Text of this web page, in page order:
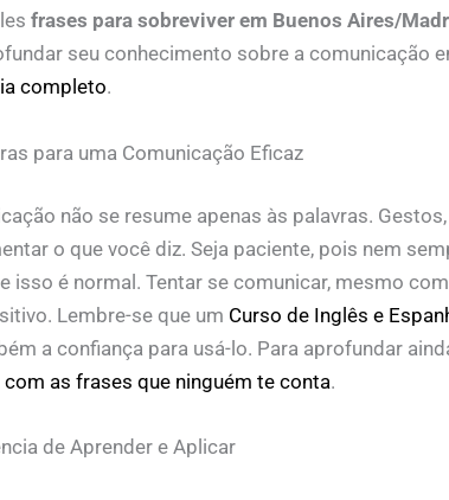
frases para sobreviver em Buenos Aires/
seu conhecimento sobre a comunicação
completo.
para uma Comunicação Eficaz
não se resume apenas às palavras.
o que você diz. Seja paciente, pois nem
isso é normal. Tentar se comunicar, mesmo
Lembre-se que um Curso de Inglês e
a confiança para usá-lo. Para aprofundar
com as frases que ninguém te conta.
de Aprender e Aplicar